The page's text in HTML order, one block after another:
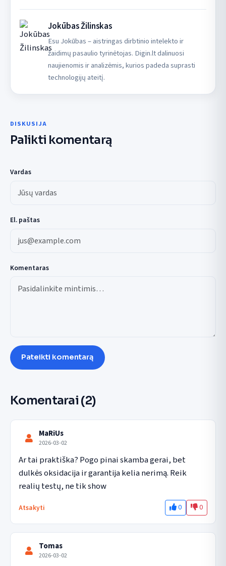
Jokūbas Žilinskas
Esu Jokūbas – aistringas dirbtinio intelekto ir
žaidimų pasaulio tyrinėtojas. Digin.lt dalinuosi
naujienomis ir analizėmis, kurios padeda suprasti
technologijų ateitį.
DISKUSIJA
Palikti komentarą
Vardas
El. paštas
Komentaras
Pateikti komentarą
Komentarai (2)
MaRiUs
2026-03-02
Ar tai praktiška? Pogo pinai skamba gerai, bet
dulkės oksidacija ir garantija kelia nerimą. Reik
realių testų, ne tik show
Atsakyti 0 0
Tomas
2026-03-02